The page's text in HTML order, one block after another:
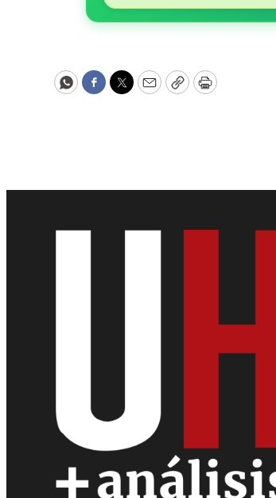
WhatsApp
Facebook
Twitter
EmailCopyPrint